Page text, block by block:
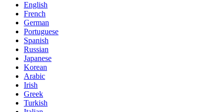
English
French
German
Portuguese
Spanish
Russian
Japanese
Korean
Arabic
Irish
Greek
Turkish